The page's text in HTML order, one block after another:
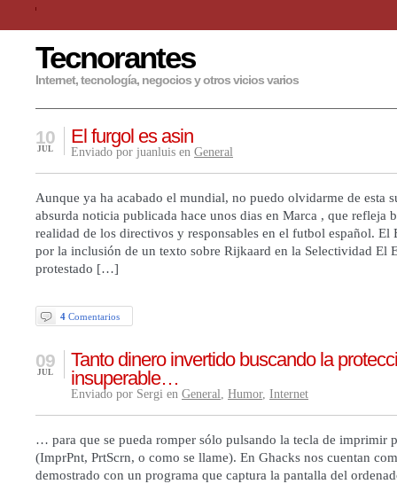
Tecnorantes
Internet, tecnología, negocios y otros vicios varios
El furgol es asin
10
JUL Enviado por juanluis en General
Aunque ya ha acabado el mundial, no puedo olvidarme de esta
absurda noticia publicada hace unos dias en Marca , que refleja
realidad de los directivos y responsables en el futbol español. El
por la inclusión de un texto sobre Rijkaard en la Selectividad El
protestado […]
4 Comentarios
Tanto dinero invertido buscando la
insuperable…
09
JUL
Enviado por Sergi en General, Humor, Internet
… para que se pueda romper sólo pulsando la tecla de imprimir
(ImprPnt, PrtScrn, o como se llame). En Ghacks nos cuentan
demostrado con un programa que captura la pantalla del